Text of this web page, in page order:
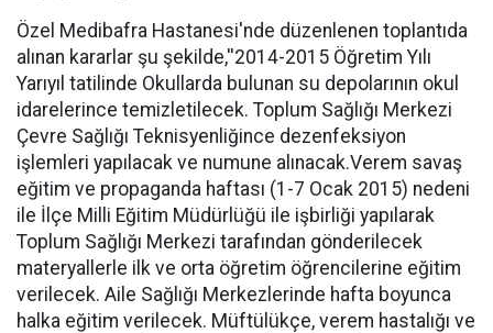
Özel Medibafra Hastanesi'nde düzenlenen toplantıda
alınan kararlar şu şekilde,''2014-2015 Öğretim Yılı
Yarıyıl tatilinde Okullarda bulunan su depolarının okul
idarelerince temizletilecek. Toplum Sağlığı Merkezi
Çevre Sağlığı Teknisyenliğince dezenfeksiyon
işlemleri yapılacak ve numune alınacak.Verem savaş
eğitim ve propaganda haftası (1-7 Ocak 2015) nedeni
ile İlçe Milli Eğitim Müdürlüğü ile işbirliği yapılarak
Toplum Sağlığı Merkezi tarafından gönderilecek
materyallerle ilk ve orta öğretim öğrencilerine eğitim
verilecek. Aile Sağlığı Merkezlerinde hafta boyunca
halka eğitim verilecek. Müftülükçe, verem hastalığı ve